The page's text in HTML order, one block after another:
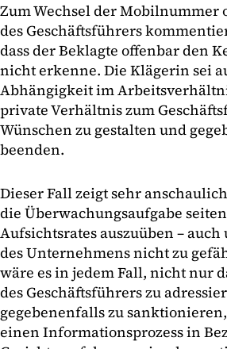
Zum Wechsel der Mobilnummer
des Geschäftsführers
dass der Beklagte offenbar den
nicht erkenne. Die Klägerin sei
Abhängigkeit im
private Verhältnis zum
Wünschen zu gestalten und
beenden.
Dieser Fall zeigt sehr
die Überwachungsaufgabe
Aufsichtsrates auszuüben –
des Unternehmens nicht zu
wäre es in jedem Fall, nicht nur
des Geschäftsführers zu
gegebenenfalls zu
einen Informationsprozess in